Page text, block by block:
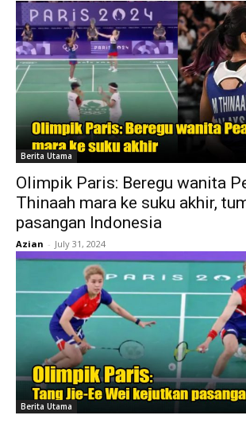
Berita Utama
Olimpik Paris: Beregu wanita
Thinaah mara ke suku akhir,
pasangan Indonesia
Azian - July 31, 2024
Berita Utama